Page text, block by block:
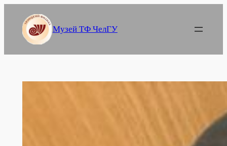
содержимому
Музей ТФ ЧелГУ